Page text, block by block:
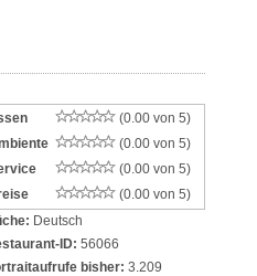
(0.00 von 5)
(0.00 von 5)
(0.00 von 5)
(0.00 von 5)
Deutsch
ID: 56066
bisher: 3.209